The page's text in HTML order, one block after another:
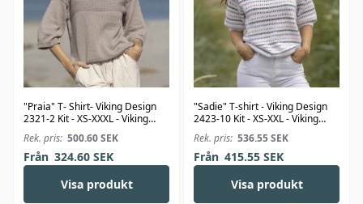
"Praia" T- Shirt- Viking Design
2321-2 Kit - XS-XXXL - Viking
Bjørk
Rek. pris: 500.60SEK
Från 324.60SEK
Visa produkt
"Sadie" T-shirt - Viking Design
2423-10 Kit - XS-XXL - Viking
Linus
Rek. pris: 536.55SEK
Från 415.55SEK
Visa produkt